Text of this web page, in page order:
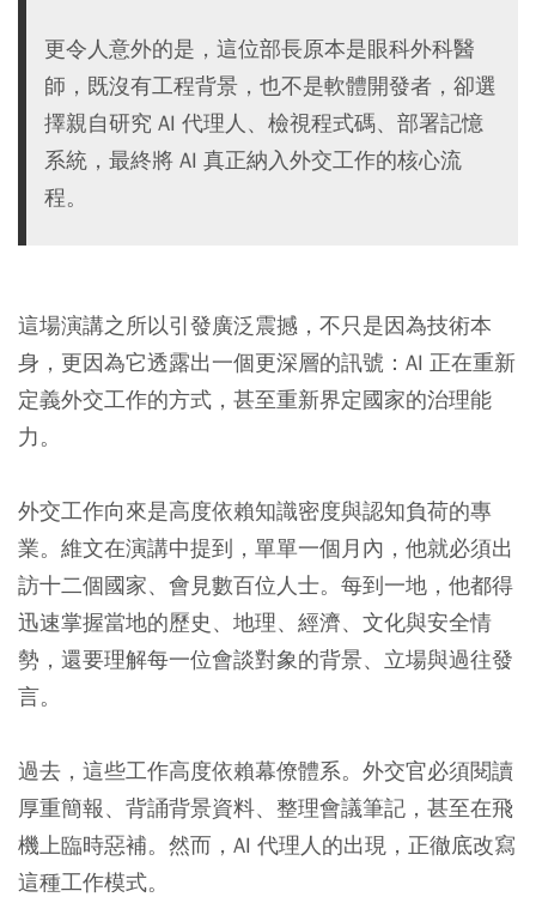
更令人意外的是，這位部長原本是眼科外科醫
師，既沒有工程背景，也不是軟體開發者，卻選
擇親自研究 AI 代理人、檢視程式碼、部署記憶
系統，最終將 AI 真正納入外交工作的核心流
程。
這場演講之所以引發廣泛震撼，不只是因為技術本
身，更因為它透露出一個更深層的訊號：AI 正在重新
定義外交工作的方式，甚至重新界定國家的治理能
力。
外交工作向來是高度依賴知識密度與認知負荷的專
業。維文在演講中提到，單單一個月內，他就必須出
訪十二個國家、會見數百位人士。每到一地，他都得
迅速掌握當地的歷史、地理、經濟、文化與安全情
勢，還要理解每一位會談對象的背景、立場與過往發
言。
過去，這些工作高度依賴幕僚體系。外交官必須閱讀
厚重簡報、背誦背景資料、整理會議筆記，甚至在飛
機上臨時惡補。然而，AI 代理人的出現，正徹底改寫
這種工作模式。